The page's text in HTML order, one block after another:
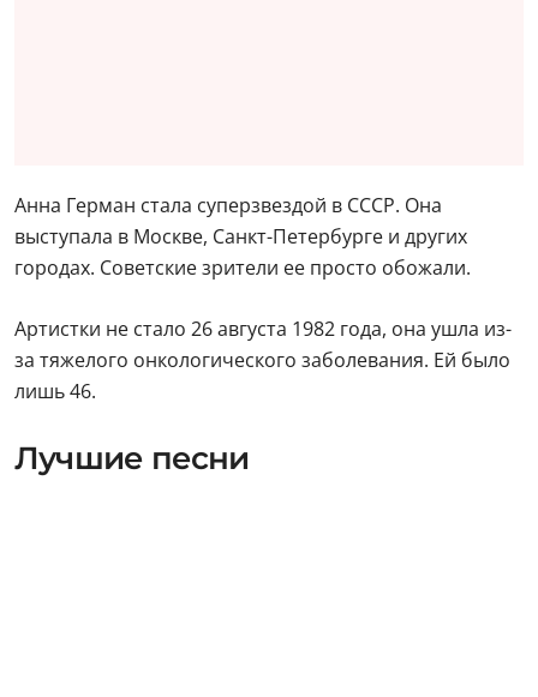
Анна Герман стала суперзвездой в СССР. Она
выступала в Москве, Санкт-Петербурге и других
городах. Советские зрители ее просто обожали.
Артистки не стало 26 августа 1982 года, она ушла из-
за тяжелого онкологического заболевания. Ей было
лишь 46.
Лучшие песни